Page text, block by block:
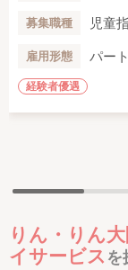
募集職種 児童
雇用形態 パー
経験者優遇
りん・りん
イサービス を